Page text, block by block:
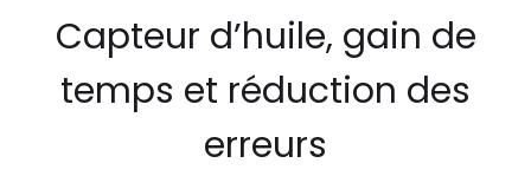
Capteur d’huile, gain de
temps et réduction des
erreurs